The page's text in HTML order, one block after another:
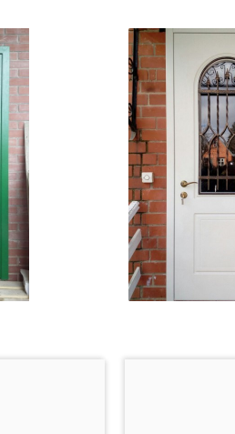
Бесплатно*
45 руб./км
200 руб./этаж